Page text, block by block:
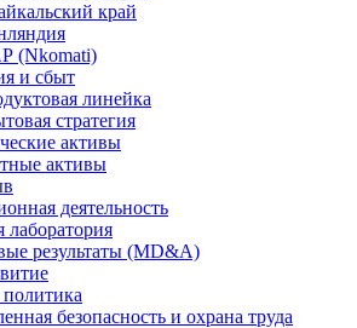
край
(Nkomati)
и сбыт
линейка
стратегия
активы
активы
деятельность
результаты (MD&A)
безопасность и охрана труда